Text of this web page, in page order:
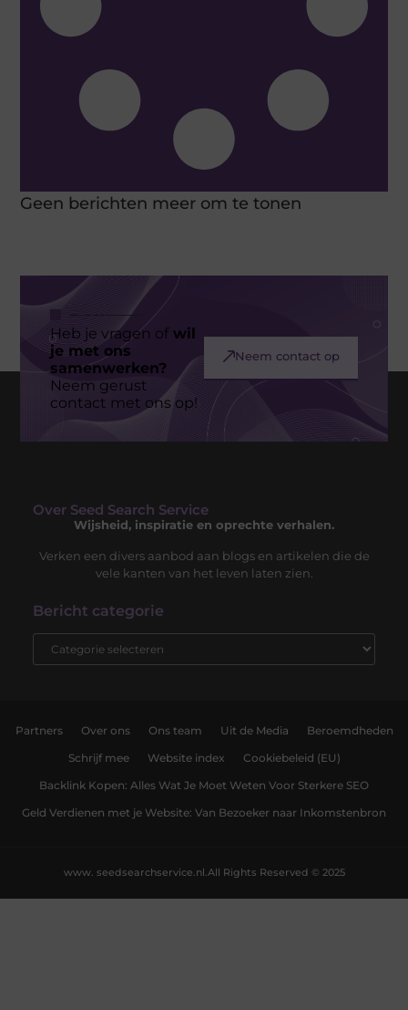
Geen berichten meer om te tonen
Heb je vragen ofwil
je met ons
samenwerken?
Neem gerust
contact met ons op!
Neem contact op
Over Seed Search Service
Wijsheid, inspiratie en oprechte verhalen.
Verken een divers aanbod aan blogs en artikelen die de
vele kanten van het leven laten zien.
Bericht categorie
Partners Over ons Ons team Uit de Media Beroemdheden
Schrijf mee Website index Cookiebeleid (EU)
Backlink Kopen: Alles Wat Je Moet Weten Voor Sterkere SEO
Geld Verdienen met je Website: Van Bezoeker naar Inkomstenbron
All Rights Reserved © 2025
www. seedsearchservice.nl.